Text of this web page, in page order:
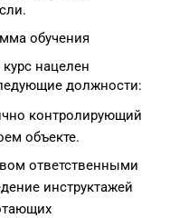
обучения
нацелен
должности:
контролирующий
объекте.
ответственными
инструктажей